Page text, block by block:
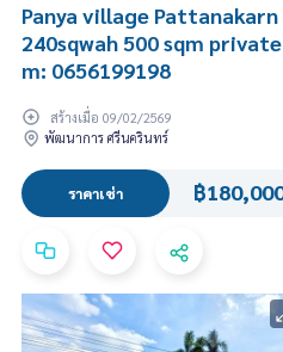
Panya village
240sqwah 500 sqm
m: 0656199198
สร้างเมื่อ 09/02/2569
พัฒนาการ ศรีนครินทร์
ราคาเช่า ฿